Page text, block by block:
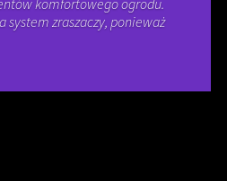
komfortowego ogrodu.
system zraszaczy, ponieważ